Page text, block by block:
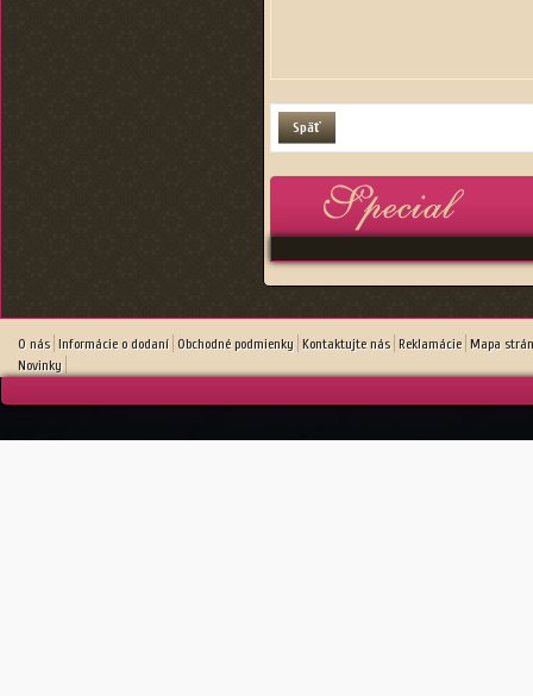
Späť
O nás Informácie o dodaní Obchodné podmienky Kontaktujte nás Reklamácie Mapa
Novinky